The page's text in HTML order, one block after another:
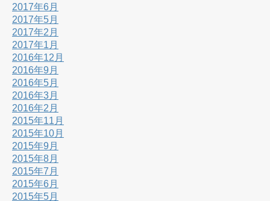
2017年6月
2017年5月
2017年2月
2017年1月
2016年12月
2016年9月
2016年5月
2016年3月
2016年2月
2015年11月
2015年10月
2015年9月
2015年8月
2015年7月
2015年6月
2015年5月